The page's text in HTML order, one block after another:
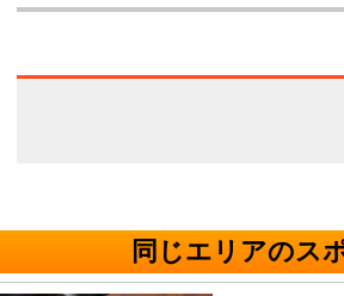
同じエリアのス